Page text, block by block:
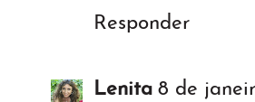
Responder
Lenita 8 de